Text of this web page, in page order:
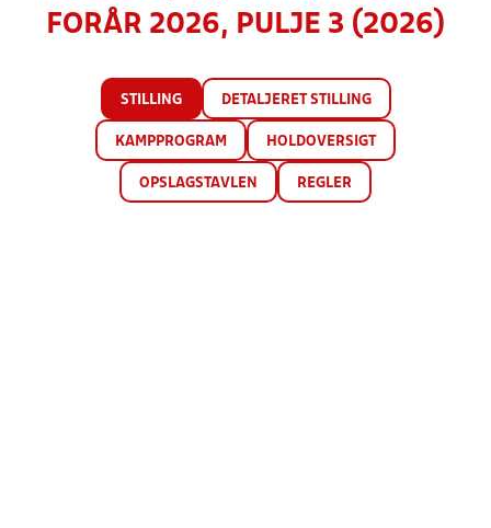
FORÅR 2026, PULJE 3 (2026)
STILLING DETALJERET STILLING
KAMPPROGRAM HOLDOVERSIGT
OPSLAGSTAVLEN REGLER